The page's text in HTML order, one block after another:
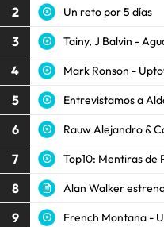
2 Un reto por 5 días
3 Tainy, J Balvin -
4 Mark Ronson -
5 Entrevistamos a
6 Rauw Alejandro &
7 Top10: Mentiras de
8 Alan Walker
9 French Montana -